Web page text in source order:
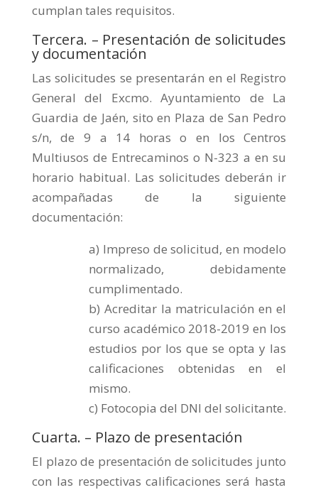
cumplan tales requisitos.
Tercera. – Presentación de solicitudes
y documentación
Las solicitudes se presentarán en el Registro
General del Excmo. Ayuntamiento de La
Guardia de Jaén, sito en Plaza de San Pedro
s/n, de 9 a 14 horas o en los Centros
Multiusos de Entrecaminos o N-323 a en su
horario habitual. Las solicitudes deberán ir
acompañadas de la siguiente
documentación:
a) Impreso de solicitud, en modelo
normalizado, debidamente
cumplimentado.
b) Acreditar la matriculación en el
curso académico 2018-2019 en los
estudios por los que se opta y las
calificaciones obtenidas en el
mismo.
c) Fotocopia del DNI del solicitante.
Cuarta. – Plazo de presentación
El plazo de presentación de solicitudes junto
con las respectivas calificaciones será hasta